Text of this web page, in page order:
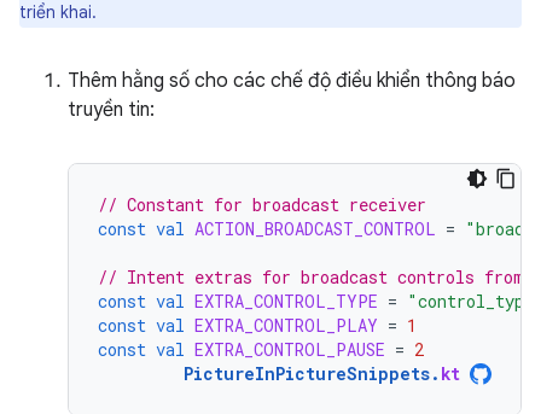
triển khai.
Thêm hằng số cho các chế độ điều khiển thông báo
truyền tin:
// Constant for broadcast receiver
const val ACTION_BROADCAST_CONTROL =
// Intent extras for broadcast controls from
const val EXTRA_CONTROL_TYPE =
const val EXTRA_CONTROL_PLAY = 1
const val EXTRA_CONTROL_PAUSE = 2
PictureInPictureSnippets. kt